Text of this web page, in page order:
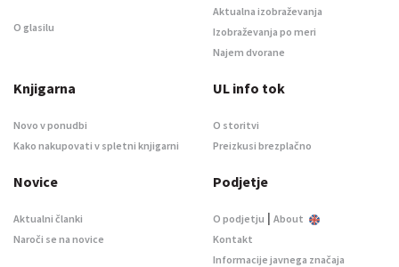
O glasilu
Aktualna izobraževanja
Izobraževanja po meri
Najem dvorane
Knjigarna
Novo v ponudbi
Kako nakupovati v spletni knjigarni
UL info tok
O storitvi
Preizkusi brezplačno
Novice
Aktualni članki
Naroči se na novice
Podjetje
O podjetju | About
Kontakt
Informacije javnega značaja